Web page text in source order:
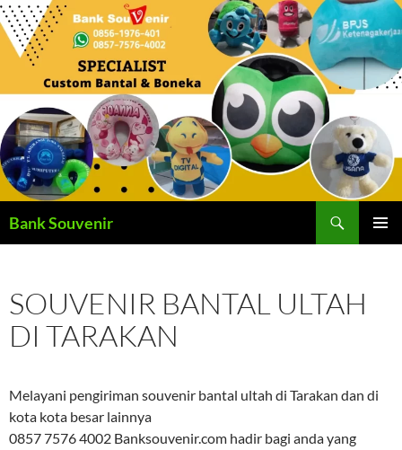
Langsung
ke
Bank Souvenir
SOUVENIR BANTAL ULTAH
DI TARAKAN
Melayani pengiriman souvenir bantal ultah di Tarakan dan di
kota kota besar lainnya
0857 7576 4002 Banksouvenir.com hadir bagi anda yang